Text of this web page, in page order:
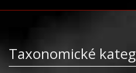
Taxonomické